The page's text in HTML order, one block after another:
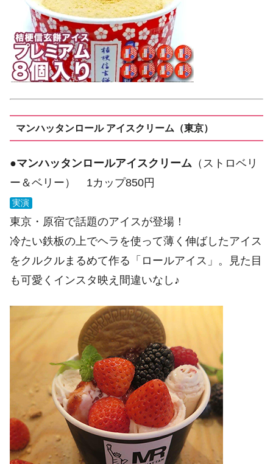
マンハッタンロール アイスクリーム（東京）
●マンハッタンロールアイスクリーム （ストロベリ
ー＆ベリー） 1カップ850円
実演
東京・原宿で話題のアイスが登場！
冷たい鉄板の上でヘラを使って薄く伸ばしたアイス
をクルクルまるめて作る「ロールアイス」。見た目
も可愛くインスタ映え間違いなし♪